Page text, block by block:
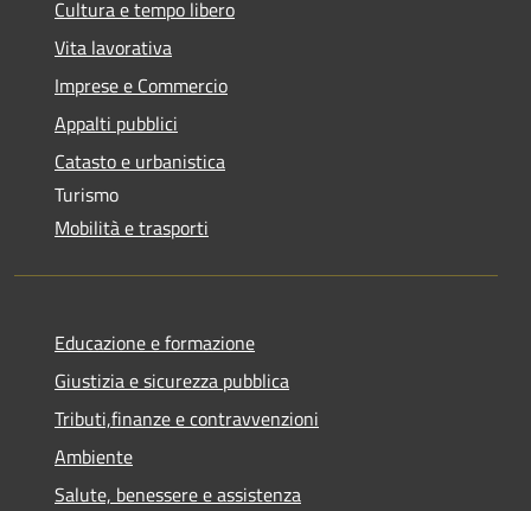
Cultura e tempo libero
Vita lavorativa
Imprese e Commercio
Appalti pubblici
Catasto e urbanistica
Turismo
Mobilità e trasporti
Educazione e formazione
Giustizia e sicurezza pubblica
Tributi,finanze e contravvenzioni
Ambiente
Salute, benessere e assistenza